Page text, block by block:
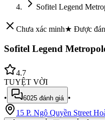
Sofitel Legend
Chưa xác minh★ Được
Sofitel Legend
4.7
TUYỆT VỜI
•
6025 đánh giá •
15 P. Ngô Quyền Street